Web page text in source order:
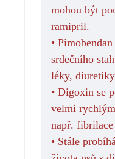
mohou být
ramipril.
•
srdečního
léky,
• Digoxin se
velmi
např.
• Stále